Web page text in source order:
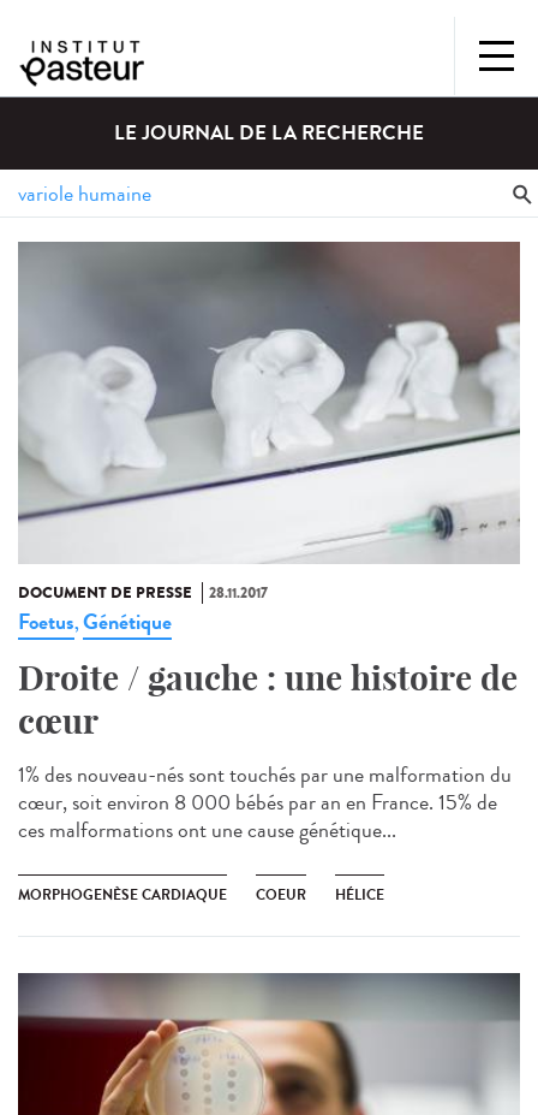
LE JOURNAL DE LA RECHERCHE
DOCUMENT DE PRESSE 28.11.2017
Foetus,Génétique
Droite / gauche : une histoire de
cœur
1% des nouveau-nés sont touchés par une malformation du
cœur, soit environ 8 000 bébés par an en France. 15% de
ces malformations ont une cause génétique...
MORPHOGENÈSE CARDIAQUE COEUR HÉLICE